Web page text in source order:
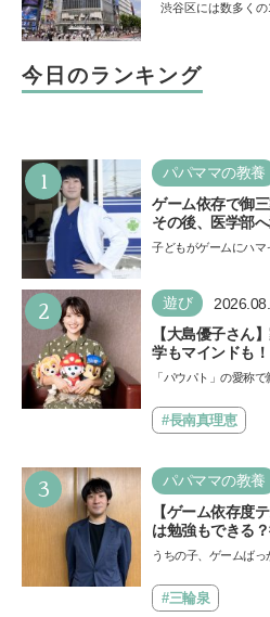
渋谷区には数多く
今日のランキング
1 パパママの教養
ゲーム依存で御
その後、医学部
「ゲームの経験
子どもがゲームにハマ
い…
2 遊び
【大島優子さん
学もマインドも
声優をつとめた
できると子どもに
「パウパト」の愛称
ザ…#長南真理恵
3 パパママの教養
【ゲーム依存度
は勉強もできる
師・阿部智史さ
うちの子、ゲームば
も…#三輪泉